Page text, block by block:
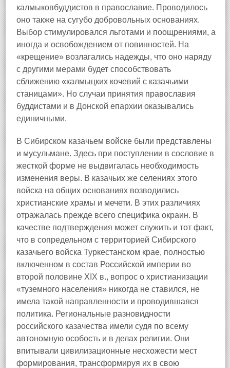
калмыковбуддистов в православие. Проводилось
оно также на сугубо добровольных основаниях.
Выбор стимулировался льготами и поощрениями, а
иногда и освобождением от повинностей. На
«крещение» возлагались надежды, что оно наряду
с другими мерами будет способствовать
сближению «калмыцких кочевий с казачьими
станицами». Но случаи принятия православия
буддистами и в Донской епархии оказывались
единичными.
В Сибирском казачьем войске были представлены
и мусульмане. Здесь при поступлении в сословие в
жесткой форме не выдвигалась необходимость
изменения веры. В казачьих же селениях этого
войска на общих основаниях возводились
христианские храмы и мечети. В этих различиях
отражалась прежде всего специфика окраин. В
качестве подтверждения может служить и тот факт,
что в сопредельном с территорией Сибирского
казачьего войска Туркестанском крае, полностью
включенном в состав Российской империи во
второй половине XIX в., вопрос о христианизации
«туземного населения» никогда не ставился, не
имела такой направленности и проводившаяся
политика. Региональные разновидности
российского казачества имели судя по всему
автономную особость и в делах религии. Они
впитывали цивилизационные несхожести мест
формирования, трансформируя их в свою